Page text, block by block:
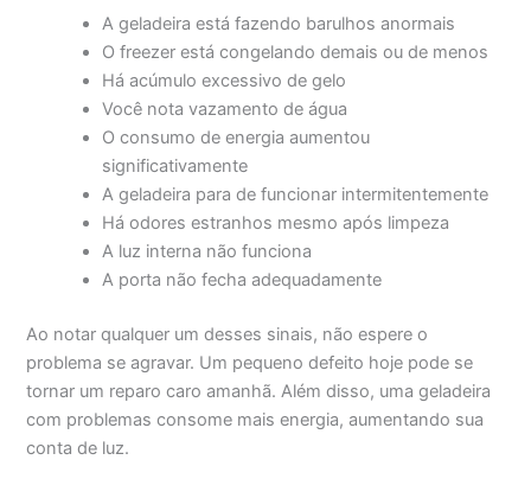
A geladeira está fazendo barulhos anormais
O freezer está congelando demais ou de menos
Há acúmulo excessivo de gelo
Você nota vazamento de água
O consumo de energia aumentou
significativamente
A geladeira para de funcionar intermitentemente
Há odores estranhos mesmo após limpeza
A luz interna não funciona
A porta não fecha adequadamente
Ao notar qualquer um desses sinais, não espere o
problema se agravar. Um pequeno defeito hoje pode se
tornar um reparo caro amanhã. Além disso, uma geladeira
com problemas consome mais energia, aumentando sua
conta de luz.